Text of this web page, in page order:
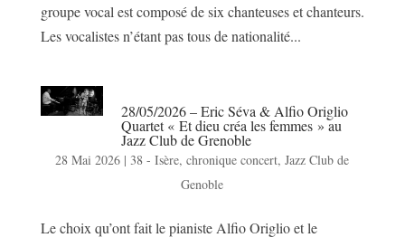
groupe vocal est composé de six chanteuses et chanteurs.
Les vocalistes n’étant pas tous de nationalité...
28/05/2026 – Eric Séva & Alfio Origlio
Quartet « Et dieu créa les femmes » au
Jazz Club de Grenoble
28 Mai 2026 |38 - Isère,chronique concert,Jazz Club de
Genoble
Le choix qu’ont fait le pianiste Alfio Origlio et le